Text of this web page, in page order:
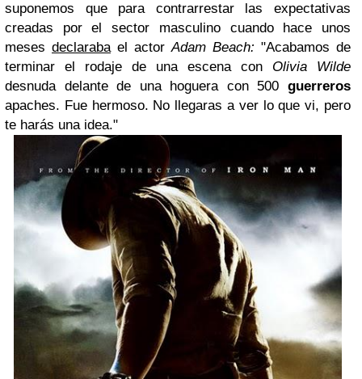
suponemos que para contrarrestar las expectativas
creadas por el sector masculino cuando hace unos
meses declarabael actorAdam Beach: "Acabamos de
terminar el rodaje de una escena con Olivia Wilde
desnuda delante de una hoguera con 500 guerreros
apaches. Fue hermoso. No llegaras a ver lo que vi, pero
te harás una idea."